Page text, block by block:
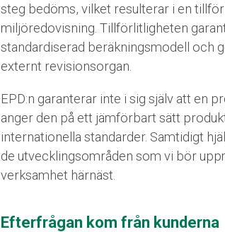
steg bedöms, vilket resulterar i en
miljöredovisning. Tillförlitligheten
standardiserad beräkningsmodell och
externt revisionsorgan.
EPD:n garanterar inte i sig själv att en
anger den på ett jämförbart sätt
internationella standarder. Samtidigt
de utvecklingsområden som vi bör
verksamhet härnäst.
Efterfrågan kom från kunderna